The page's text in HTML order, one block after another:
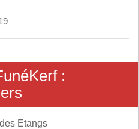
:
Etangs